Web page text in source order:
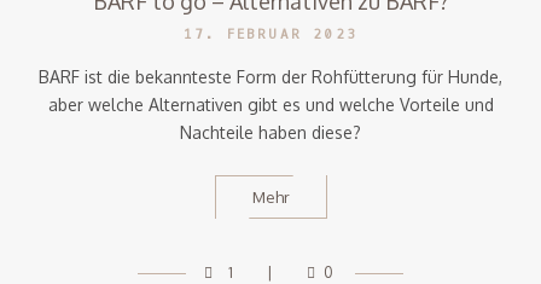
17. FEBRUAR 2023
BARF ist die bekannteste Form der Rohfütterung für Hunde,
aber welche Alternativen gibt es und welche Vorteile und
Nachteile haben diese?
Mehr
1 0